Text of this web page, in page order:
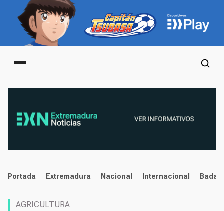
Main menu
noticias
Portada Extremadura Nacional Internacional
AGRICULTURA